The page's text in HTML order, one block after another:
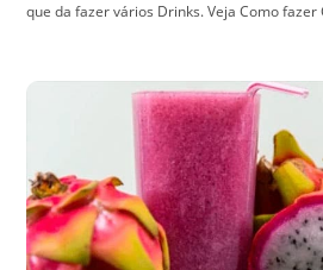
que da fazer vários Drinks. Veja Como